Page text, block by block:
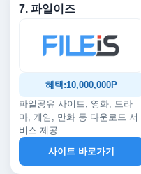
7. 파일이즈
혜택:10,000,000P
파일공유 사이트, 영화, 드라
마, 게임, 만화 등 다운로드 서
비스 제공.
사이트 바로가기